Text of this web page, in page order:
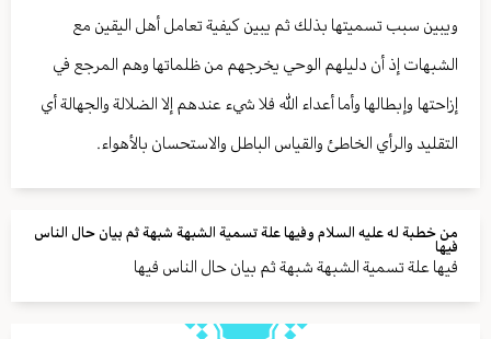
ويبين سبب تسميتها بذلك ثم يبين كيفية تعامل أهل اليقين مع
الشبهات إذ أن دليلهم الوحي يخرجهم من ظلماتها وهم المرجع في
إزاحتها وإبطالها وأما أعداء الله فلا شيء عندهم إلا الضلالة والجهالة أي
التقليد والرأي الخاطئ والقياس الباطل والاستحسان بالأهواء.
من خطبة له عليه السلام وفيها علة تسمية الشبهة شبهة ثم بيان حال الناس
فيها
فيها علة تسمية الشبهة شبهة ثم بيان حال الناس فيها